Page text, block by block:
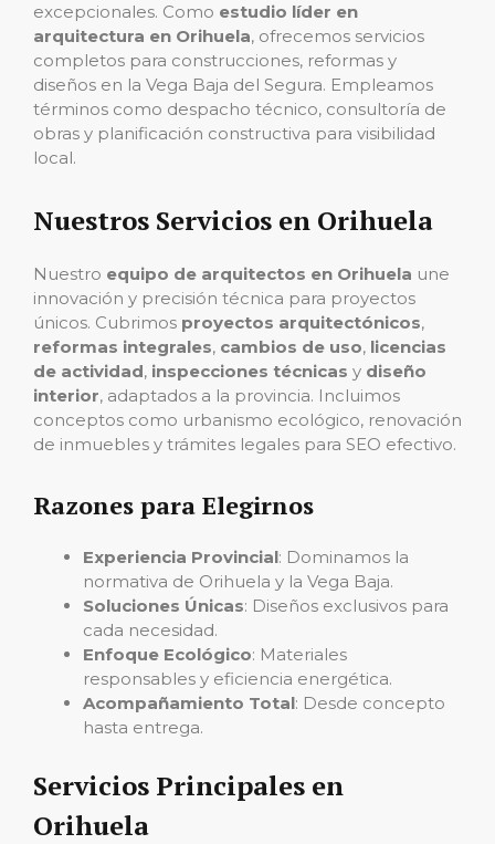
excepcionales. Como estudio líder en
arquitectura en Orihuela, ofrecemos servicios
completos para construcciones, reformas y
diseños en la Vega Baja del Segura. Empleamos
términos como despacho técnico, consultoría de
obras y planificación constructiva para visibilidad
local.
Nuestros Servicios en Orihuela
Nuestro equipo de arquitectos en Orihuela une
innovación y precisión técnica para proyectos
únicos. Cubrimos proyectos arquitectónicos,
reformas integrales, cambios de uso, licencias
de actividad, inspecciones técnicas y diseño
interior, adaptados a la provincia. Incluimos
conceptos como urbanismo ecológico, renovación
de inmuebles y trámites legales para SEO efectivo.
Razones para Elegirnos
Experiencia Provincial: Dominamos la
normativa de Orihuela y la Vega Baja.
Soluciones Únicas: Diseños exclusivos para
cada necesidad.
Enfoque Ecológico: Materiales
responsables y eficiencia energética.
Acompañamiento Total: Desde concepto
hasta entrega.
Servicios Principales en
Orihuela